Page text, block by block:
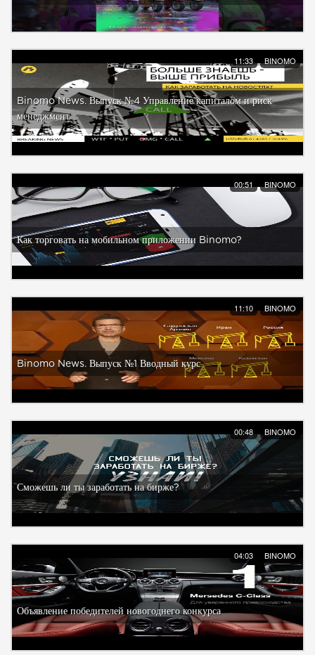
11:33 BINOMO
Binomo News. Выпуск №4 Управление капиталом и риск
менеджмент
00:51 BINOMO
Как торговать на мобильном приложении Binomo?
11:10 BINOMO
Binomo News. Выпуск №1 Вводный курс
00:48 BINOMO
Сможешь ли ты заработать на бирже?
04:03 BINOMO
Объявление победителей новогоднего конкурса